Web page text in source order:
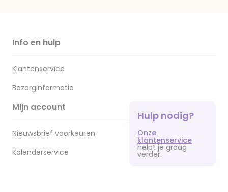
Info en hulp
Klantenservice
Bezorginformatie
Mijn account
Nieuwsbrief voorkeuren
Kalenderservice
Hulp nodig?
Onze
klantenservice
helpt je graag
verder.